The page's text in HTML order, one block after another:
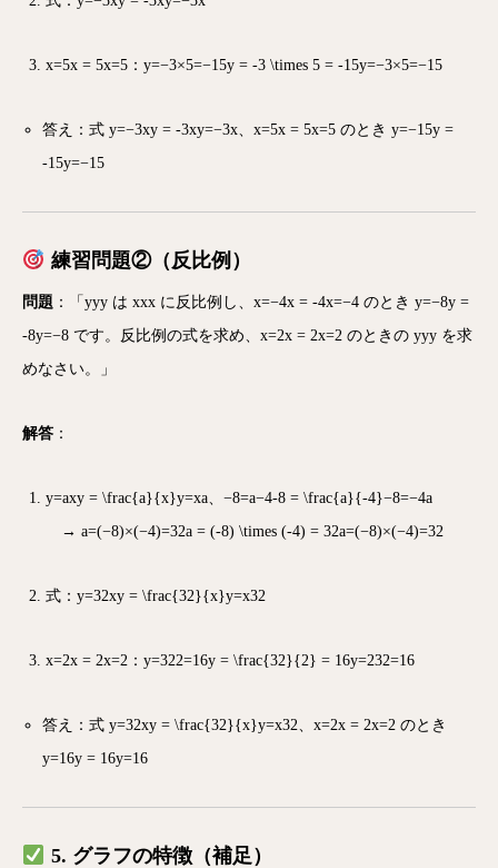
x=5x = 5x=5 ： y=−3×5=−15y = -3 \times 5 = -15y=−3×5=−15
答え：式y=−3xy = -3xy=−3x、x=5x = 5x=5 のときy=−15y =
-15y=−15
練習問題②（反比例）
問題 ：「 yyy は xxx に反比例し、 x=−4x = -4x=−4 のとき y=−8y =
-8y=−8 です。反比例の式を求め、 x=2x = 2x=2 のときの yyy を求
めなさい。」
解答 ：
y=axy = \frac{a}{x}y=xa、 −8=a−4-8 = \frac{a}{-4}−8=−4a
→ a=(−8)×(−4)=32a = (-8) \times (-4) = 32a=(−8)×(−4)=32
式： y=32xy = \frac{32}{x}y=x32
x=2x = 2x=2 ： y=322=16y = \frac{32}{2} = 16y=232=16
答え：式y=32xy = \frac{32}{x}y=x32、x=2x = 2x=2 のとき
y=16y = 16y=16
5. グラフの特徴（補足）